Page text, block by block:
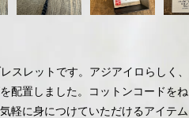
スレットです。アジアイロらしく、
配置しました。コットンコードをね
軽に身につけていただけるアイテム